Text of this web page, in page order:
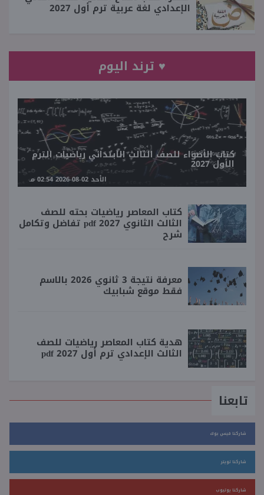
الإعدادي لغة عربية ترم أول 2027
♥ ترند اليوم
كتاب الأضواء للصف الثالث الابتدائي رياضيات الترم
الأول 2027
الأحد 02-08-2026 02:54 مـ
كتاب المعاصر رياضيات بحته للصف
الثالث الثانوي 2027 pdf تفاضل وتكامل
شرح
معرفة نتيجة 3 ثانوي 2026 بالاسم
فقط موقع شبابيك
هدية كتاب المعاصر رياضيات للصف
الثالث الإعدادي ترم أول 2027 pdf
تابعنا
شاركنا فيس بوك
شاركنا تويتر
شاركنا يوتيوب